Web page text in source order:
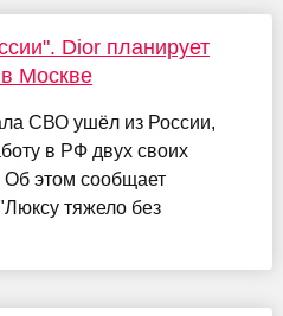
Dior планирует
в Москве
СВО ушёл из России,
в РФ двух своих
Об этом сообщает
тяжело без